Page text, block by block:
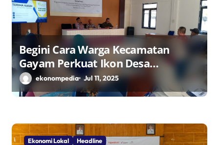
Begini Cara Warga Kecamatan
Gayam Perkuat Ikon Desa
Penggerak Ekonomi Lokal Melalui
TPID
ekonompedia Jul 11, 2025
Ekonomi Lokal Headline